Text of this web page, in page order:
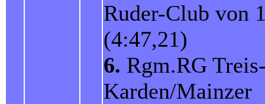
Ruder-Club von
(4:47,21)
6. Rgm.RG
Karden/Mainzer